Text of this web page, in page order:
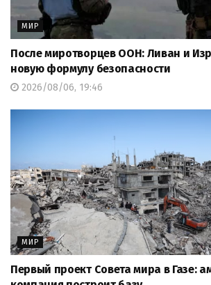
МИР
После миротворцев ООН: Ливан и
новую формулу безопасности
2026/08/06, 19:46
МИР
Первый проект Совета мира в Газе: